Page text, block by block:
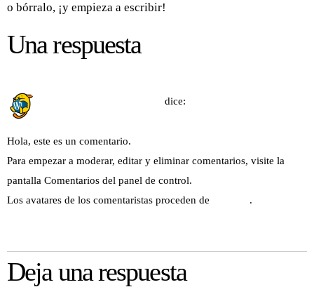
o bórralo, ¡y empieza a escribir!
Una respuesta
dice:
Hola, este es un comentario.
Para empezar a moderar, editar y eliminar comentarios, visite la
pantalla Comentarios del panel de control.
Los avatares de los comentaristas proceden de
.
Deja una respuesta